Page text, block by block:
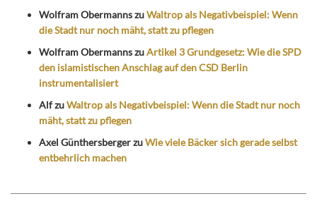
Wolfram ObermannszuWaltrop als Negativbeispiel: Wenn
die Stadt nur noch mäht, statt zu pflegen
Wolfram ObermannszuArtikel 3 Grundgesetz: Wie die SPD
den islamistischen Anschlag auf den CSD Berlin
instrumentalisiert
AlfzuWaltrop als Negativbeispiel: Wenn die Stadt nur noch
mäht, statt zu pflegen
Axel GünthersbergerzuWie viele Bäcker sich gerade selbst
entbehrlich machen